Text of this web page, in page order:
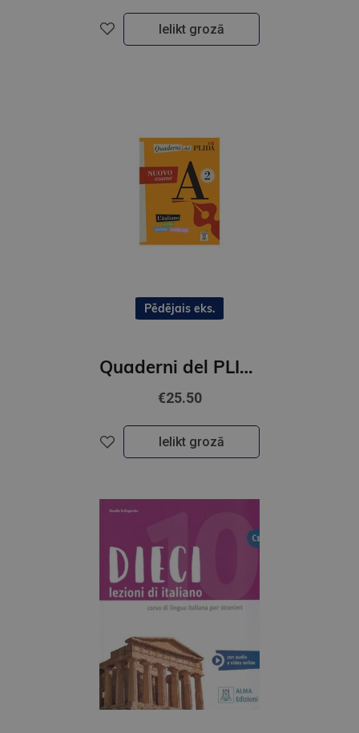
Ielikt grozā
Pēdējais eks.
Quaderni del PLIDA – NUOVO esame (A2)
€25.50
Ielikt grozā